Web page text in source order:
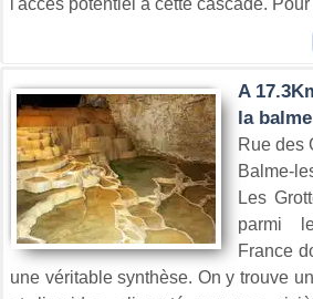
A
la
Rue des
Balme-
Les
parmi
France
une véritable synthèse. On y trouve